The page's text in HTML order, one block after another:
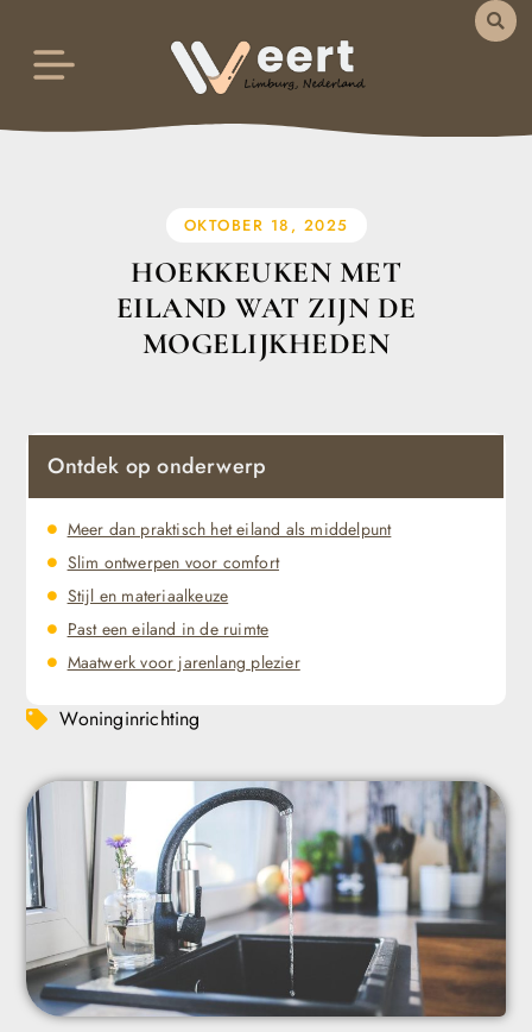
OKTOBER 18, 2025
HOEKKEUKEN MET
EILAND WAT ZIJN DE
MOGELIJKHEDEN
Ontdek op onderwerp
Meer dan praktisch het eiland als middelpunt
Slim ontwerpen voor comfort
Stijl en materiaalkeuze
Past een eiland in de ruimte
Maatwerk voor jarenlang plezier
Woninginrichting